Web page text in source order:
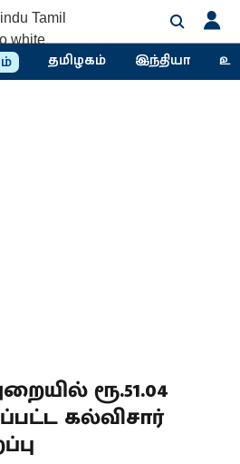
தமிழகம் இந்தியா
ரூ.51.04
கல்விசார்